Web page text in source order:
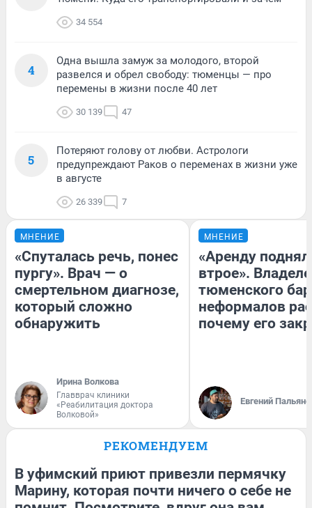
34 554
4
Одна вышла замуж за молодого, второй
развелся и обрел свободу: тюменцы — про
перемены в жизни после 40 лет
30 139 47
5
Потеряют голову от любви. Астрологи
предупреждают Раков о переменах в жизни уже
в августе
26 339 7
МНЕНИЕ
«Спуталась речь, понес
пургу». Врач — о
смертельном диагнозе,
который сложно
обнаружить
Ирина Волкова
Главврач клиники
«Реабилитация доктора
Волковой»
МНЕНИЕ
«Аренду
втрое».
тюменского
неформалов
почему его
Евгений
РЕКОМЕНДУЕМ
В уфимский приют привезли пермячку
Марину, которая почти ничего о себе не